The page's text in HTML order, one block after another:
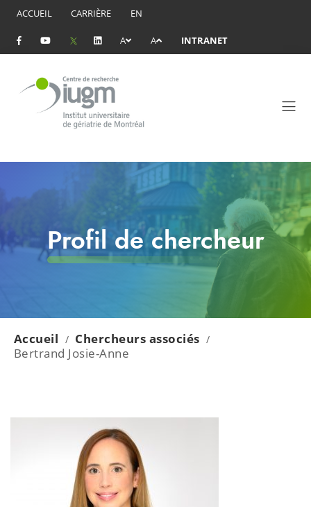
ACCUEIL CARRIÈRE EN
A A INTRANET
Profil de chercheur
Accueil / Chercheurs associés /
Bertrand Josie-Anne